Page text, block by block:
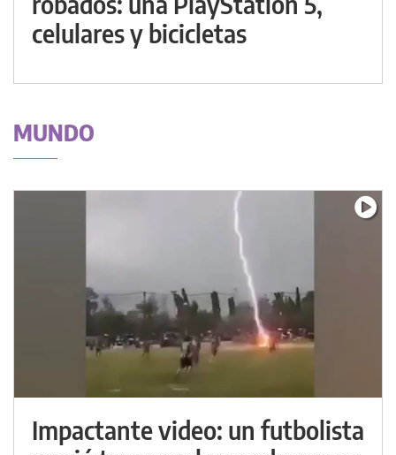
celulares y bicicletas
MUNDO
Impactante video: un futbolista